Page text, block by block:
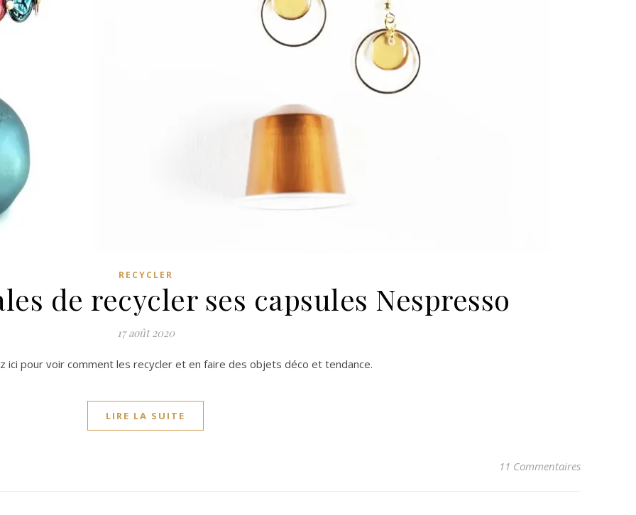
RECYCLER
de recycler ses capsules Nespresso
17 août 2020
ici pour voir comment les recycler et en faire des objets déco et tendance.
LIRE LA SUITE
11 Commentaires